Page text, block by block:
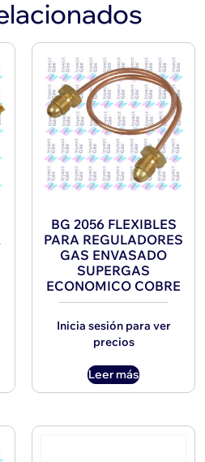
BG 2056 FLEXIBLES
PARA REGULADORES
GAS ENVASADO
SUPERGAS
ECONOMICO COBRE
Inicia sesión para ver
precios
Leer más